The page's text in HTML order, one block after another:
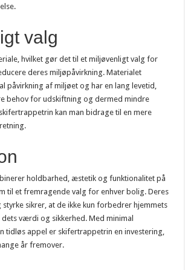
valg
hvilket gør det til et miljøvenligt valg for
deres miljøpåvirkning. Materialet
påvirkning af miljøet og har en lang levetid,
behov for udskiftning og dermed mindre
kan man bidrage til en mere
holdbarhed, æstetik og funktionalitet på
til et fremragende valg for enhver bolig. Deres
sikrer, at de ikke kun forbedrer hjemmets
værdi og sikkerhed. Med minimal
tidløs appel er skifertrappetrin en investering,
år fremover.